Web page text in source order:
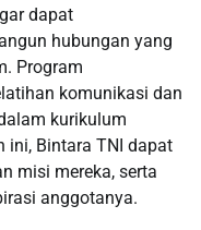
dapat
hubungan yang
Program
komunikasi dan
kurikulum
ini, Bintara TNI dapat
misi mereka, serta
anggotanya.